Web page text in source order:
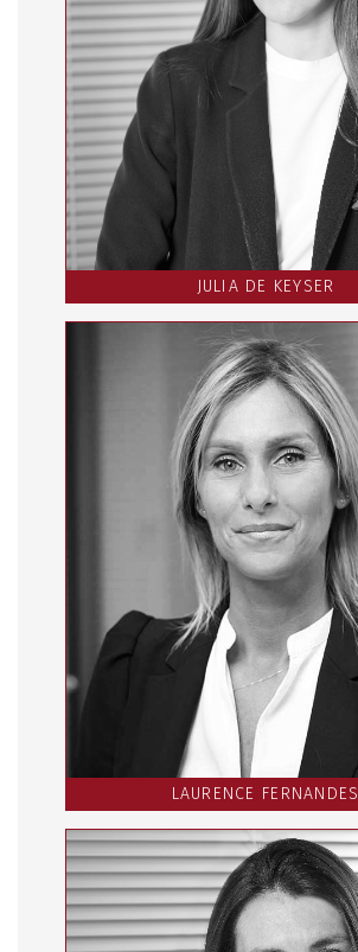
JULIA DE KEYSER
LAURENCE FERNANDES